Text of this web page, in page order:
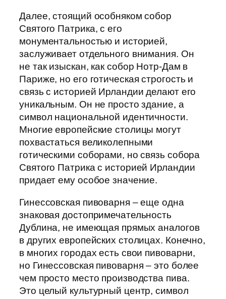
Далее, стоящий особняком собор
Святого Патрика, с его
монументальностью и историей,
заслуживает отдельного внимания. Он
не так изыскан, как собор Нотр-Дам в
Париже, но его готическая строгость и
связь с историей Ирландии делают его
уникальным. Он не просто здание, а
символ национальной идентичности.
Многие европейские столицы могут
похвастаться великолепными
готическими соборами, но связь собора
Святого Патрика с историей Ирландии
придает ему особое значение.
Гинессовская пивоварня – еще одна
знаковая достопримечательность
Дублина, не имеющая прямых аналогов
в других европейских столицах. Конечно,
в многих городах есть свои пивоварни,
но Гинессовская пивоварня – это более
чем просто место производства пива.
Это целый культурный центр, символ